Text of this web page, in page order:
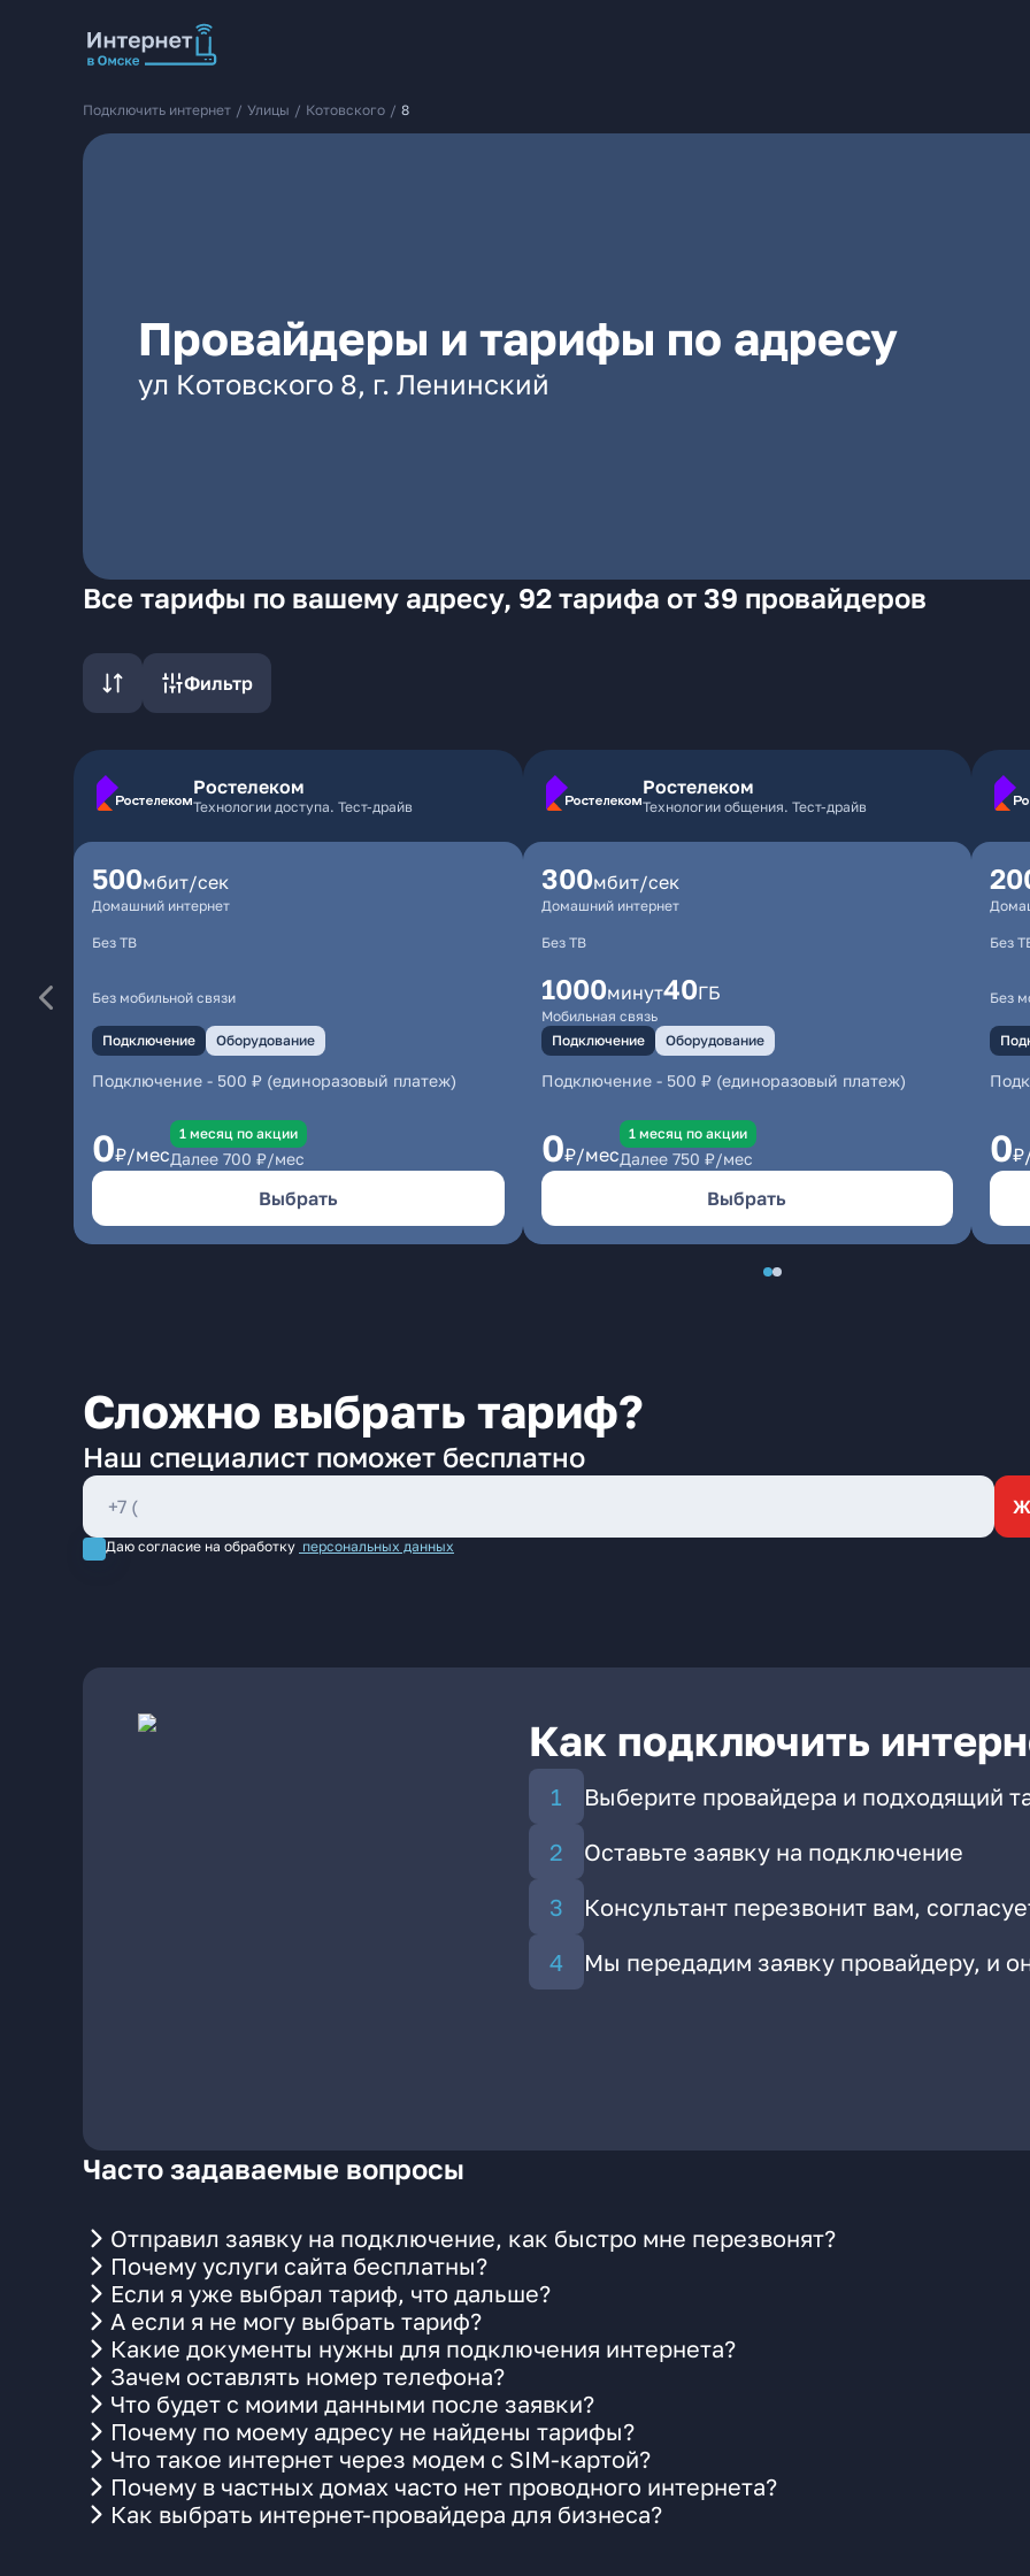
Подключить интернет / Улицы / Котовского / 8
Провайдеры и тарифы по адресу
ул Котовского 8, г. Ленинский
Все тарифы по вашему адресу, 92 тарифа от 39 провайдеров
Фильтр
Ростелеком
Технологии доступа. Тест-драйв
500мбит/сек
Домашний интернет
Без ТВ
Без мобильной связи
Подключение Оборудование
Подключение - 500 ₽ (единоразовый платеж)
0₽/мес
1 месяц по акции
Далее 700 ₽/мес
Выбрать
Ростелеком
Технологии общения. Тест-драйв
300мбит/сек
Домашний интернет
Без ТВ
1000минут40ГБ
Мобильная связь
Подключение
Оборудование
Подключение- 500 ₽ (единоразовый платеж)
0₽/мес
1 месяц по акции
Далее 750 ₽/мес
Выбрать
Без
Без
0
Сложно выбрать тариф?
Наш специалист поможет бесплатно
Даю согласие на обработку персональных данных
Как подключить
Выберите провайдера и подходящий
Оставьте заявку на подключение
Консультант перезвонит вам,
Мы передадим заявку провайдеру, и
Часто задаваемые вопросы
Отправил заявку на подключение, как быстро мне перезвонят?
Почему услуги сайта бесплатны?
Если я уже выбрал тариф, что дальше?
А если я не могу выбрать тариф?
Какие документы нужны для подключения интернета?
Зачем оставлять номер телефона?
Что будет с моими данными после заявки?
Почему по моему адресу не найдены тарифы?
Что такое интернет через модем с SIM-картой?
Почему в частных домах часто нет проводного интернета?
Как выбрать интернет-провайдера для бизнеса?